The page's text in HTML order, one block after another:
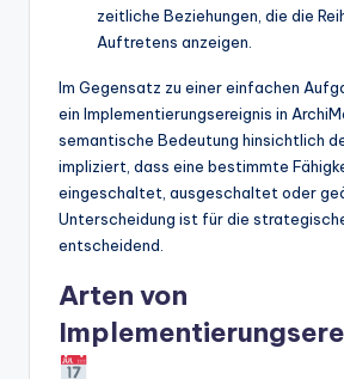
zeitliche Beziehungen, die die
Auftretens anzeigen.
Im Gegensatz zu einer einfachen
ein Implementierungsereignis in
semantische Bedeutung hinsichtlich
impliziert, dass eine bestimmte
eingeschaltet, ausgeschaltet oder
Unterscheidung ist für die
entscheidend.
Arten von